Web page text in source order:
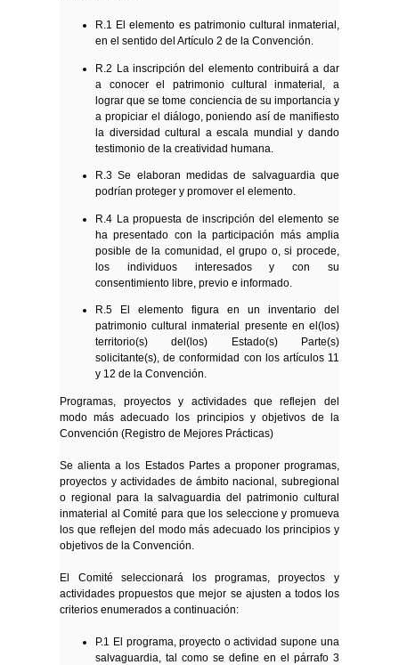
R.1 El elemento es patrimonio cultural inmaterial,
en el sentido del Artículo 2 de la Convención.
R.2 La inscripción del elemento contribuirá a dar
a conocer el patrimonio cultural inmaterial, a
lograr que se tome conciencia de su importancia y
a propiciar el diálogo, poniendo así de manifiesto
la diversidad cultural a escala mundial y dando
testimonio de la creatividad humana.
R.3 Se elaboran medidas de salvaguardia que
podrían proteger y promover el elemento.
R.4 La propuesta de inscripción del elemento se
ha presentado con la participación más amplia
posible de la comunidad, el grupo o, si procede,
los individuos interesados y con su
consentimiento libre, previo e informado.
R.5 El elemento figura en un inventario del
patrimonio cultural inmaterial presente en el(los)
territorio(s) del(los) Estado(s) Parte(s)
solicitante(s), de conformidad con los artículos 11
y 12 de la Convención.
Programas, proyectos y actividades que reflejen del
modo más adecuado los principios y objetivos de la
Convención (Registro de Mejores Prácticas)
Se alienta a los Estados Partes a proponer programas,
proyectos y actividades de ámbito nacional, subregional
o regional para la salvaguardia del patrimonio cultural
inmaterial al Comité para que los seleccione y promueva
los que reflejen del modo más adecuado los principios y
objetivos de la Convención.
El Comité seleccionará los programas, proyectos y
actividades propuestos que mejor se ajusten a todos los
criterios enumerados a continuación:
P.1 El programa, proyecto o actividad supone una
salvaguardia, tal como se define en el párrafo 3